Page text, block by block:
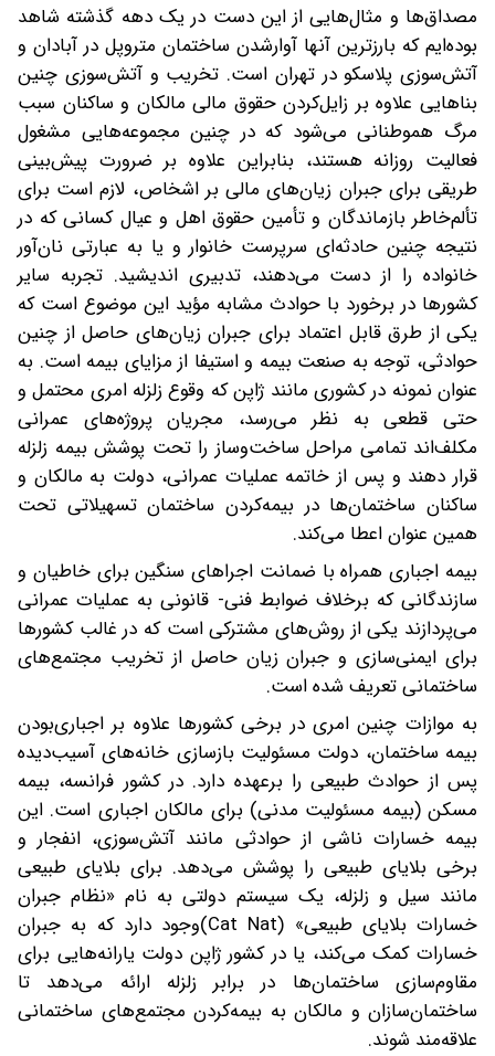
مصداق‌ها و مثال‌هایی از این دست در یک دهه گذشته شاهد
بوده‌ایم که بارزترین آنها آوارشدن ساختمان متروپل در آبادان و
آتش‌سوزی پلاسکو در تهران است. تخریب و آتش‌سوزی چنین
بناهایی علاوه بر زایل‌کردن حقوق مالی مالکان و ساکنان سبب
مرگ هموطنانی می‌شود که در چنین مجموعه‌هایی مشغول
فعالیت روزانه هستند، بنابراین علاوه بر ضرورت پیش‌بینی
طریقی برای جبران زیان‌های مالی بر اشخاص، لازم است برای
تألم‌خاطر بازماندگان و تأمین حقوق اهل و عیال کسانی که در
نتیجه چنین حادثه‌ای سرپرست خانوار و یا به عبارتی نان‌آور
خانواده را از دست می‌دهند، تدبیری اندیشید. تجربه سایر
کشورها در برخورد با حوادث مشابه مؤید این موضوع است که
یکی از طرق قابل اعتماد برای جبران زیان‌های حاصل از چنین
حوادثی، توجه به صنعت بیمه و استیفا از مزایای بیمه است. به
عنوان نمونه در کشوری مانند ژاپن که وقوع زلزله امری محتمل و
حتی قطعی به نظر می‌رسد، مجریان پروژه‌های عمرانی
مکلف‌اند تمامی مراحل ساخت‌وساز را تحت پوشش بیمه زلزله
قرار دهند و پس از خاتمه عملیات عمرانی، دولت به مالکان و
ساکنان ساختمان‌ها در بیمه‌کردن ساختمان تسهیلاتی تحت
همین عنوان اعطا می‌کند.
بیمه اجباری همراه با ضمانت اجراهای سنگین برای خاطیان و
سازندگانی که برخلاف ضوابط فنی- قانونی به عملیات عمرانی
می‌پردازند یکی از روش‌های مشترکی است که در غالب کشورها
برای ایمنی‌سازی و جبران زیان حاصل از تخریب مجتمع‌های
ساختمانی تعریف شده است.
به موازات چنین امری در برخی کشورها علاوه بر اجباری‌بودن
بیمه ساختمان، دولت مسئولیت بازسازی خانه‌های آسیب‌دیده
پس از حوادث طبیعی را برعهده دارد. در کشور فرانسه، بیمه
مسکن (بیمه مسئولیت مدنی) برای مالکان اجباری است. این
بیمه خسارات ناشی از حوادثی مانند آتش‌سوزی، انفجار و
برخی بلایای طبیعی را پوشش می‌دهد. برای بلایای طبیعی
مانند سیل و زلزله، یک سیستم دولتی به نام «نظام جبران
خسارات بلایای طبیعی» (Cat Nat)وجود دارد که به جبران
خسارات کمک می‌کند، یا در کشور ژاپن دولت یارانه‌هایی برای
مقاوم‌سازی ساختمان‌ها در برابر زلزله ارائه می‌دهد تا
ساختمان‌سازان و مالکان به بیمه‌کردن مجتمع‌های ساختمانی
علاقه‌مند شوند.